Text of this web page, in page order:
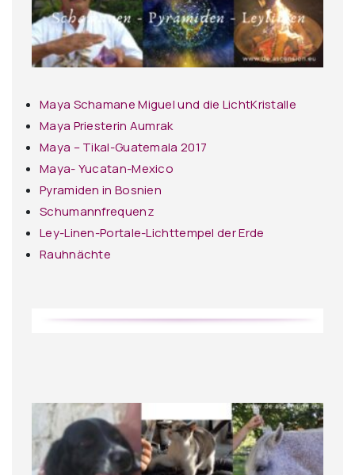
Maya Schamane Miguel und die LichtKristalle
Maya Priesterin Aumrak
Maya – Tikal-Guatemala 2017
Maya- Yucatan-Mexico
Pyramiden in Bosnien
Schumannfrequenz
Ley-Linen-Portale-Lichttempel der Erde
Rauhnächte